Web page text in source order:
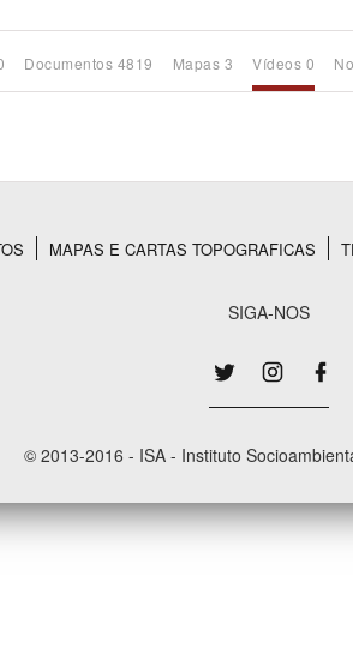
Área
Documentos 4819 Mapas 3 Vídeos 0
MAPAS E CARTAS TOPOGRAFICAS
SIGA-NOS
© 2013-2016 - ISA - Instituto